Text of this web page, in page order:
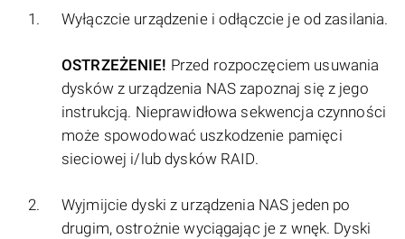
Wyłączcie urządzenie i odłączcie je od zasilania.
OSTRZEŻENIE! Przed rozpoczęciem usuwania
dysków z urządzenia NAS zapoznaj się z jego
instrukcją. Nieprawidłowa sekwencja czynności
może spowodować uszkodzenie pamięci
sieciowej i/lub dysków RAID.
Wyjmijcie dyski z urządzenia NAS jeden po
drugim, ostrożnie wyciągając je z wnęk. Dyski